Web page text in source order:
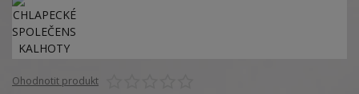
Ohodnotit produkt